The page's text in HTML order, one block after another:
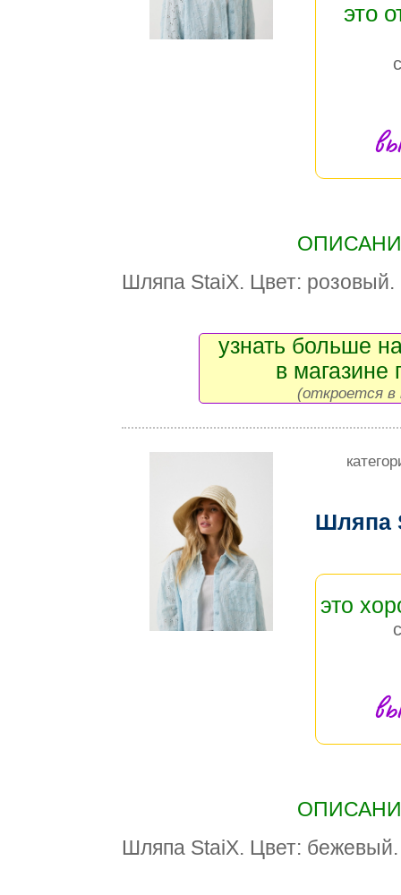
это
Шляпа StaiX. Цвет:
узнать больше
в магазине
(откроется в
Шляпа
это
Шляпа StaiX. Цвет: